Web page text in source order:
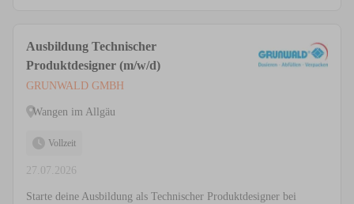
Ausbildung Technischer
Produktdesigner (m/w/d)
GRUNWALD GMBH
Wangen im Allgäu
Vollzeit
27.07.2026
Starte deine Ausbildung als Technischer Produktdesigner bei